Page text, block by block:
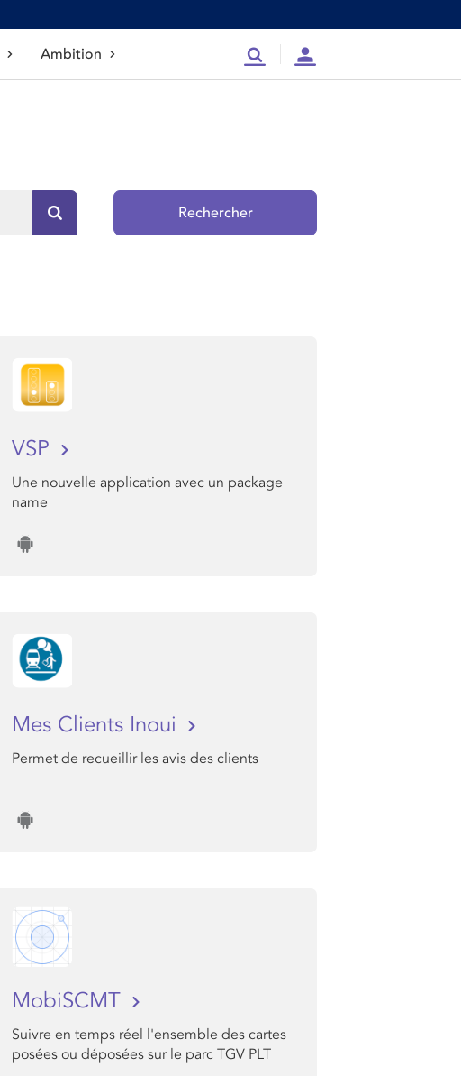
Ambition RechercheCompte
Rechercher sur le site
Rechercher
VSP
Une nouvelle application avec un package
name
Mes Clients Inoui
Permet de recueillir les avis des clients
MobiSCMT
Suivre en temps réel l'ensemble des cartes
posées ou déposées sur le parc TGV PLT